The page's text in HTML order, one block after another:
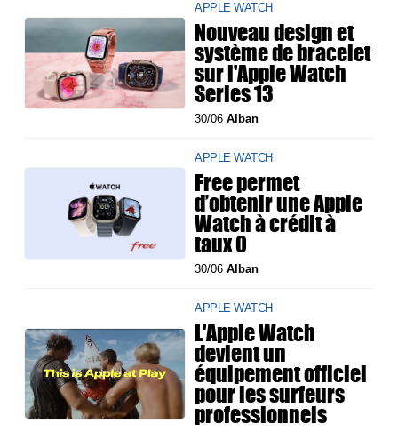
APPLE WATCH
Nouveau design et
système de bracelet
sur l'Apple Watch
Series 13
30/06Alban
APPLE WATCH
Free permet
d’obtenir une Apple
Watch à crédit à
taux 0
30/06Alban
APPLE WATCH
L'Apple Watch
devient un
équipement officiel
pour les surfeurs
professionnels